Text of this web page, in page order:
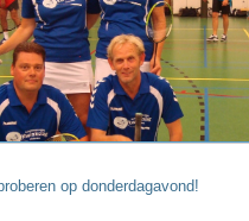
op donderdagavond!